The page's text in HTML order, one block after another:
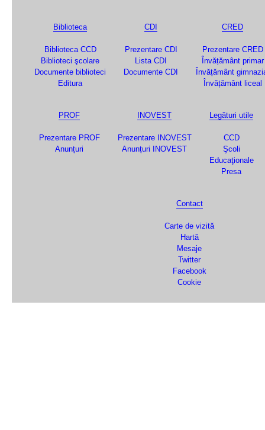
Biblioteca
Biblioteca CCD
Biblioteci şcolare
Documente biblioteci
Editura
CDI
Prezentare CDI
Lista CDI
Documente CDI
CRED
Prezentare CRED
Învățământ primar
Învățământ
Învățământ liceal
PROF
Prezentare PROF
Anunțuri
INOVEST
Prezentare INOVEST
Anunțuri INOVEST
Legături utile
CCD
Şcoli
Educaţionale
Presa
Contact
Carte de vizită
Hartă
Mesaje
Twitter
Facebook
Cookie